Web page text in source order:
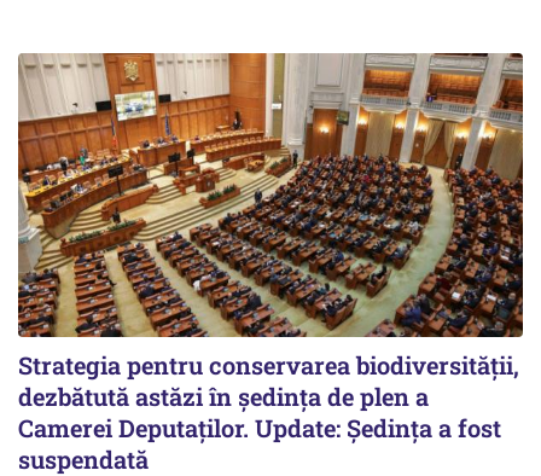
Strategia pentru conservarea biodiversității,
dezbătută astăzi în ședința de plen a
Camerei Deputaților. Update: Ședința a fost
suspendată